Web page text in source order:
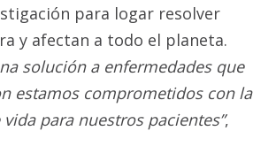
para logar resolver
y afectan a todo el planeta.
solución a enfermedades que
estamos comprometidos con la
para nuestros pacientes”,